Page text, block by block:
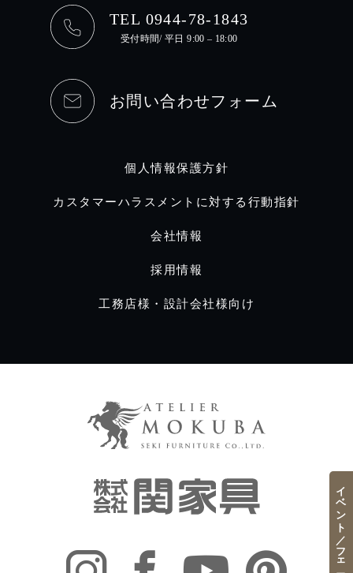
TEL 0944-78-1843
受付時間/ 平日 9:00 – 18:00
お問い合わせフォーム
個人情報保護方針
カスタマーハラスメントに対する行動指針
会社情報
採用情報
工務店様・設計会社様向け
イベント／フェア